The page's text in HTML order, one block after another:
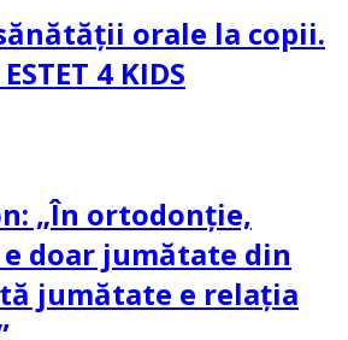
orale la copii.
4 KIDS
„În ortodonție,
doar jumătate din
jumătate e relația